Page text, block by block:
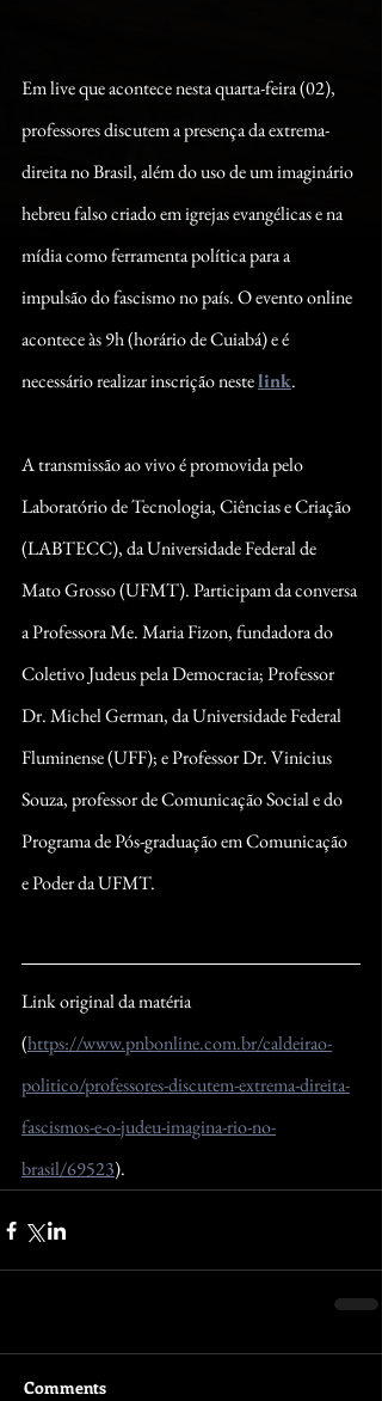
Em live que acontece nesta quarta-feira (02),
professores discutem a presença da extrema-
direita no Brasil, além do uso de um imaginário
hebreu falso criado em igrejas evangélicas e na
mídia como ferramenta política para a
impulsão do fascismo no país. O evento online
acontece às 9h (horário de Cuiabá) e é
necessário realizar inscrição neste link.
A transmissão ao vivo é promovida pelo
Laboratório de Tecnologia, Ciências e Criação
(LABTECC), da Universidade Federal de
Mato Grosso (UFMT). Participam da conversa
a Professora Me. Maria Fizon, fundadora do
Coletivo Judeus pela Democracia; Professor
Dr. Michel German, da Universidade Federal
Fluminense (UFF); e Professor Dr. Vinicius
Souza, professor de Comunicação Social e do
Programa de Pós-graduação em Comunicação
e Poder da UFMT.
Link original da matéria
(https://www.pnbonline.com.br/caldeirao-
politico/professores-discutem-extrema-direita-
fascismos-e-o-judeu-imagina-rio-no-
brasil/69523).
Comments